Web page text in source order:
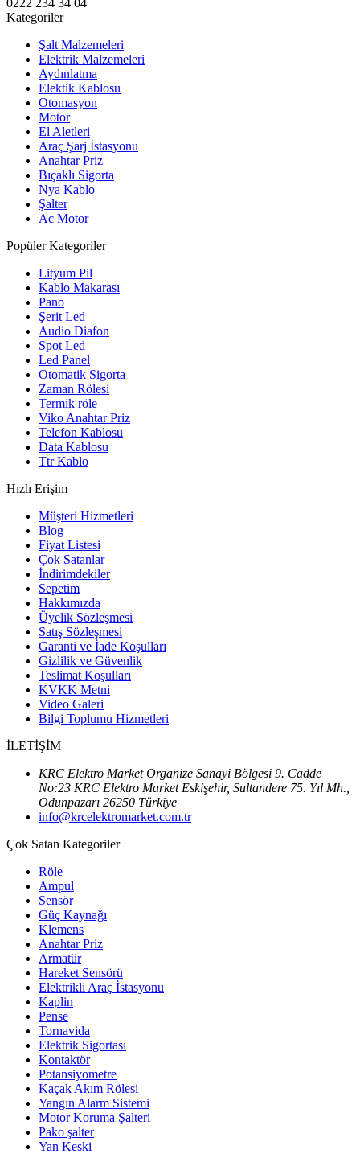
Kategoriler
Şalt Malzemeleri
Elektrik Malzemeleri
Aydınlatma
Elektik Kablosu
Otomasyon
Motor
El Aletleri
Araç Şarj İstasyonu
Anahtar Priz
Bıçaklı Sigorta
Nya Kablo
Şalter
Ac Motor
Popüler Kategoriler
Lityum Pil
Kablo Makarası
Pano
Şerit Led
Audio Diafon
Spot Led
Led Panel
Otomatik Sigorta
Zaman Rölesi
Termik röle
Viko Anahtar Priz
Telefon Kablosu
Data Kablosu
Ttr Kablo
Hızlı Erişim
Müşteri Hizmetleri
Blog
Fiyat Listesi
Çok Satanlar
İndirimdekiler
Sepetim
Hakkımızda
Üyelik Sözleşmesi
Satış Sözleşmesi
Garanti ve İade Koşulları
Gizlilik ve Güvenlik
Teslimat Koşulları
KVKK Metni
Video Galeri
Bilgi Toplumu Hizmetleri
İLETİŞİM
KRC Elektro Market Organize Sanayi Bölgesi 9. Cadde
No:23 KRC Elektro Market Eskişehir, Sultandere 75. Yıl Mh.,
Odunpazarı 26250 Türkiye
info@krcelektromarket.com.tr
Çok Satan Kategoriler
Röle
Ampul
Sensör
Güç Kaynağı
Klemens
Anahtar Priz
Armatür
Hareket Sensörü
Elektrikli Araç İstasyonu
Kaplin
Pense
Tornavida
Elektrik Sigortası
Kontaktör
Potansiyometre
Kaçak Akım Rölesi
Yangın Alarm Sistemi
Motor Koruma Şalteri
Pako şalter
Yan Keski